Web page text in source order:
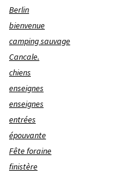
Berlin
bienvenue
camping sauvage
Cancale.
chiens
enseignes
enseignes
entrées
épouvante
Fête foraine
finistère